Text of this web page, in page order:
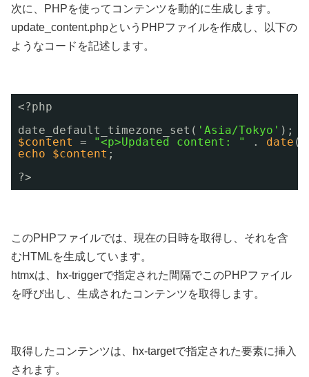
次に、PHPを使ってコンテンツを動的に生成します。
update_content.phpというPHPファイルを作成し、以下の
ようなコードを記述します。
<?php
date_default_timezone_set( 'Asia/Tokyo' );
$content
= "<p>Updated content: " . date (
echo
$content ;
?>
このPHPファイルでは、現在の日時を取得し、それを含
むHTMLを生成しています。
htmxは、hx-triggerで指定された間隔でこのPHPファイル
を呼び出し、生成されたコンテンツを取得します。
取得したコンテンツは、hx-targetで指定された要素に挿入
されます。